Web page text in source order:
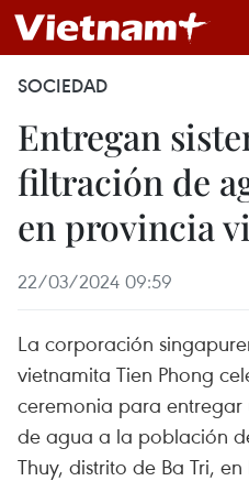
SOCIEDAD
Entregan
filtración de
en provincia
22/03/2024 09:59
La corporación
vietnamita Tien Phong
ceremonia para entregar
de agua a la población
Thuy, distrito de Ba Tri,